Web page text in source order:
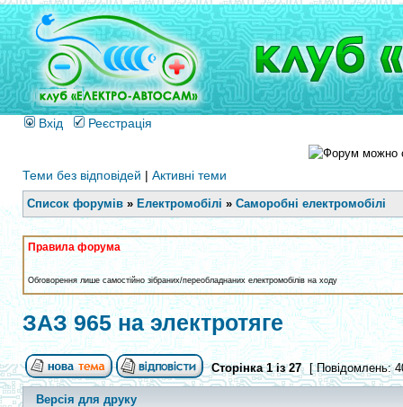
Вхід Реєстрація
Теми без відповідей | Активні теми
Список форумів » Електромобілі » Саморобні електромобілі
Правила форума
Обговорення лише самостійно зібраних/переобладнаних електромобілів на ходу
ЗАЗ 965 на электротяге
Сторінка1із27 [ Повідомлень:
Версія для друку